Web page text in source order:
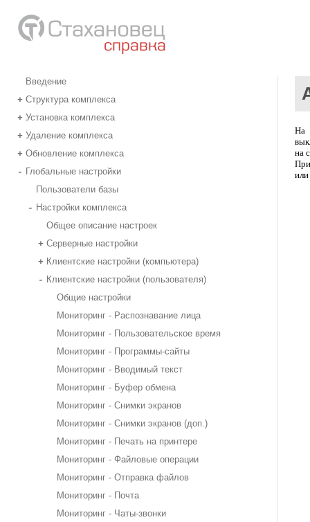
Введение
+ Структура комплекса
+ Установка комплекса
+ Удаление комплекса
+ Обновление комплекса
- Глобальные настройки
Пользователи базы
- Настройки комплекса
Общее описание настроек
+ Серверные настройки
+ Клиентские настройки (компьютера)
- Клиентские настройки (пользователя)
Общие настройки
Мониторинг - Распознавание лица
Мониторинг - Пользовательское время
Мониторинг - Программы-сайты
Мониторинг - Вводимый текст
Мониторинг - Буфер обмена
Мониторинг - Снимки экранов
Мониторинг - Снимки экранов (доп.)
Мониторинг - Печать на принтере
Мониторинг - Файловые операции
Мониторинг - Отправка файлов
Мониторинг - Почта
Мониторинг - Чаты-звонки
На
на